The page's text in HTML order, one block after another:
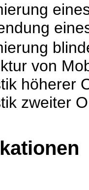
von
höherer
zweiter